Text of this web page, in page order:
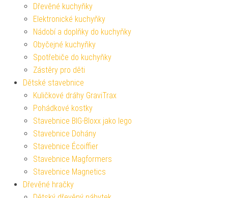
Dřevěné kuchyňky
Elektronické kuchyňky
Nádobí a doplňky do kuchyňky
Obyčejné kuchyňky
Spotřebiče do kuchyňky
Zástěry pro děti
Dětské stavebnice
Kuličkové dráhy GraviTrax
Pohádkové kostky
Stavebnice BIG-Bloxx jako lego
Stavebnice Dohány
Stavebnice Écoiffier
Stavebnice Magformers
Stavebnice Magnetics
Dřevěné hračky